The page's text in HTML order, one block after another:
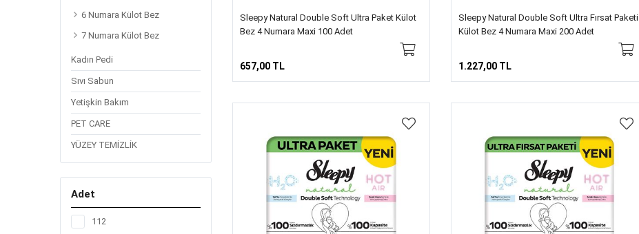
6 Numara Külot Bez
7 Numara Külot Bez
Kadın Pedi
Sıvı Sabun
Yetişkin Bakım
PET CARE
YÜZEY TEMİZLİK
Adet
112
Sleepy Natural Double Soft Ultra Paket Külot
Bez 4 Numara Maxi 100 Adet
657,00 TL
Sleepy Natural Double Soft Ultra Fırsat Paketi
Külot Bez 4 Numara Maxi 200 Adet
1.227,00 TL